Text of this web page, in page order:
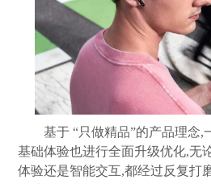
基于 “只做精品”的产品理念,
基础体验也进行全面升级优化,无
体验还是智能交互,都经过反复打